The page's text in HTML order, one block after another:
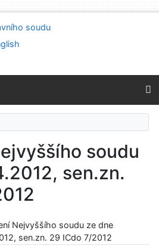
soudu
sen.zn.
Nejvyššího soudu ze dne
sen.zn. 29 ICdo 7/2012